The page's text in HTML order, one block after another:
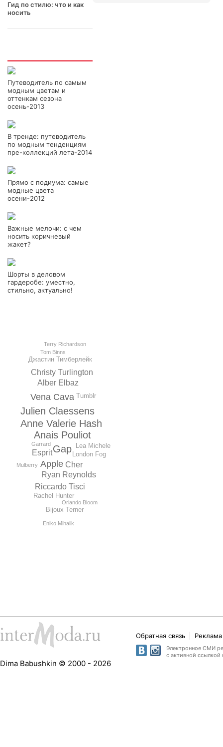
Гид по стилю: что и как
носить
Путеводитель по самым
модным цветам и
оттенкам сезона
осень-2013
В тренде: путеводитель
по модным тенденциям
пре-коллекций лета-2014
Прямо с подиума: самые
модные цвета
осени-2012
Важные мелочи: с чем
носить коричневый
жакет?
Шорты в деловом
гардеробе: уместно,
стильно, актуально!
Anais Pouliot
Gap
Anne Valerie Hash
Julien Claessens
Apple
Vena Cava
Cher
Ryan Reynolds
Riccardo Tisci
Alber Elbaz
Christy Turlington
Esprit
Rachel Hunter
London Fog
Tumblr
Джастин Тимберлейк
Lea Michele
Bijoux Terner
Orlando Bloom
Mulberry
Tom Binns
Garrard
Terry Richardson
Eniko Mihalik
Dima Babushkin © 2000 - 2026
Обратная связь
Электронное СМИ
с активной ссылкой